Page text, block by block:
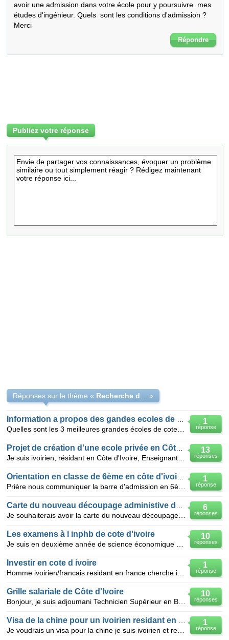
avoir une admission dans votre école pour y poursuivre  mes
études d'ingénieur. Quels  sont les conditions d'admission ?
Merci
Répondre
Publiez votre réponse
Réponses sur le thème « »
1
réponse
13
réponses
1
réponse
6
réponses
10
réponses
Les examens à l inphb de cote d'ivoire
1
réponse
Investir en cote d ivoire
10
réponses
Grille salariale de Côte d'Ivoire
1
réponse